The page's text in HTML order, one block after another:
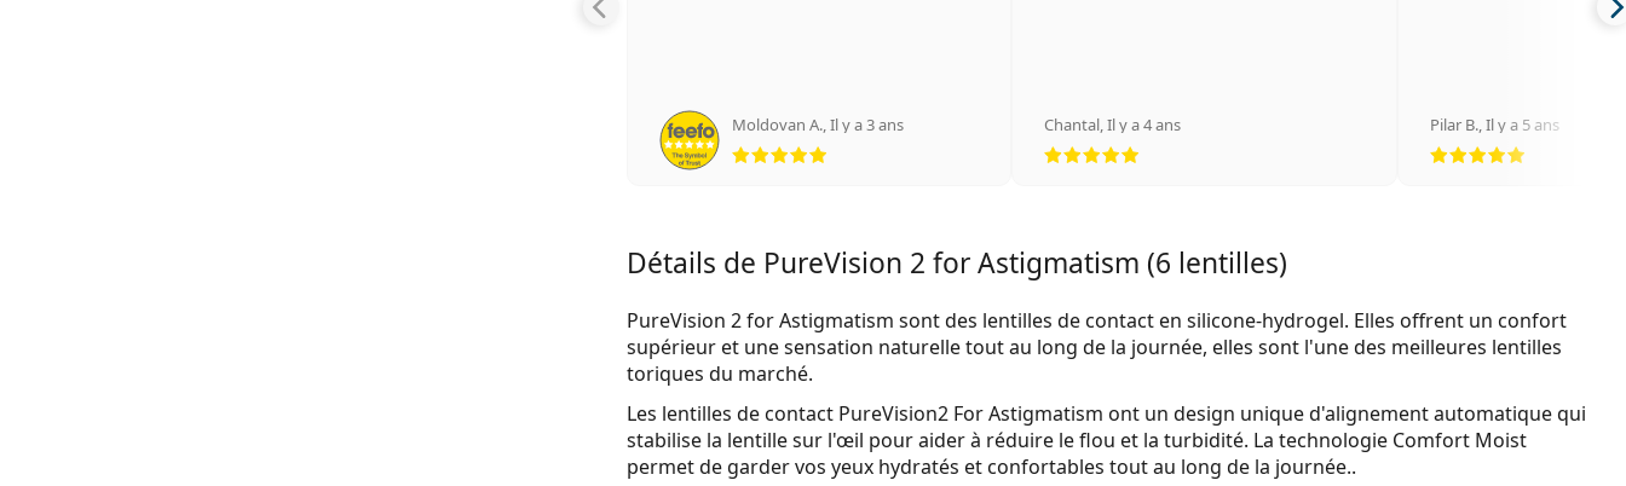
Moldovan A.,Il y a 3 ans
évaluation 5 sur 5
Chantal,Il y a 4 ans Pilar B.,Il y a 5 ans
Détails de PureVision 2 for Astigmatism (6 lentilles)
PureVision 2 for Astigmatism sont des lentilles de contact en silicone-hydrogel. Elles offrent un confort
supérieur et une sensation naturelle tout au long de la journée, elles sont l'une des meilleures lentilles
toriques du marché.
Les lentilles de contact PureVision2 For Astigmatism ont un design unique d'alignement automatique qui
stabilise la lentille sur l'œil pour aider à réduire le flou et la turbidité. La technologie Comfort Moist
permet de garder vos yeux hydratés et confortables tout au long de la journée..